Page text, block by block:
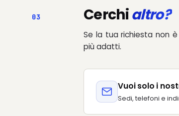
03 Cerchialtro?
Se la tua richiesta non
più adatti.
Vuoi solo i
Sedi, telefoni e